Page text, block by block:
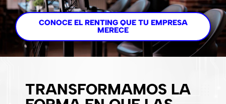
CONOCE EL RENTING QUE TU EMPRESA
MERECE
TRANSFORMAMOS LA